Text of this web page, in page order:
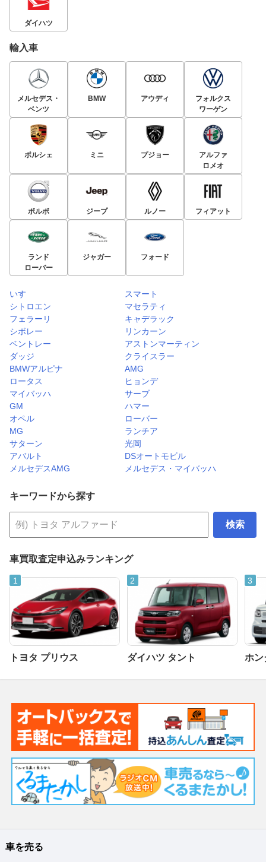
ダイハツ
輸入車
メルセデス・
ベンツ
BMW アウディ
フォルクス
ワーゲン
ポルシェ ミニ プジョー
アルファ
ロメオ
ボルボ ジープ ルノー フィアット
ランド
ローバー
ジャガー フォード
いすゞ
スマート
シトロエン
マセラティ
フェラーリ
キャデラック
シボレー
リンカーン
ベントレー
アストンマーティン
ダッジ
クライスラー
BMWアルピナ
AMG
ロータス
ヒョンデ
マイバッハ
サーブ
GM
ハマー
オペル
ローバー
MG
ランチア
サターン
光岡
アバルト
DSオートモビル
メルセデスAMG
メルセデス・マイバッハ
キーワードから探す
検索
車買取査定申込みランキング
トヨタ プリウス ダイハツ タント ホン
車を売る